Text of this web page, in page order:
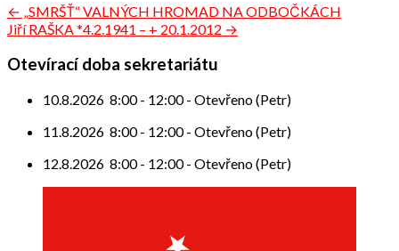
Navigace
pro
příspěvek
← „SMRŠŤ“ VALNÝCH HROMAD NA ODBOČKÁCH
Jiří RAŠKA *4.2.1941 – + 20.1.2012 →
Otevírací doba sekretariátu
10.8.2026 8:00- 12:00- Otevřeno (Petr)
11.8.2026 8:00- 12:00- Otevřeno (Petr)
12.8.2026 8:00- 12:00- Otevřeno (Petr)